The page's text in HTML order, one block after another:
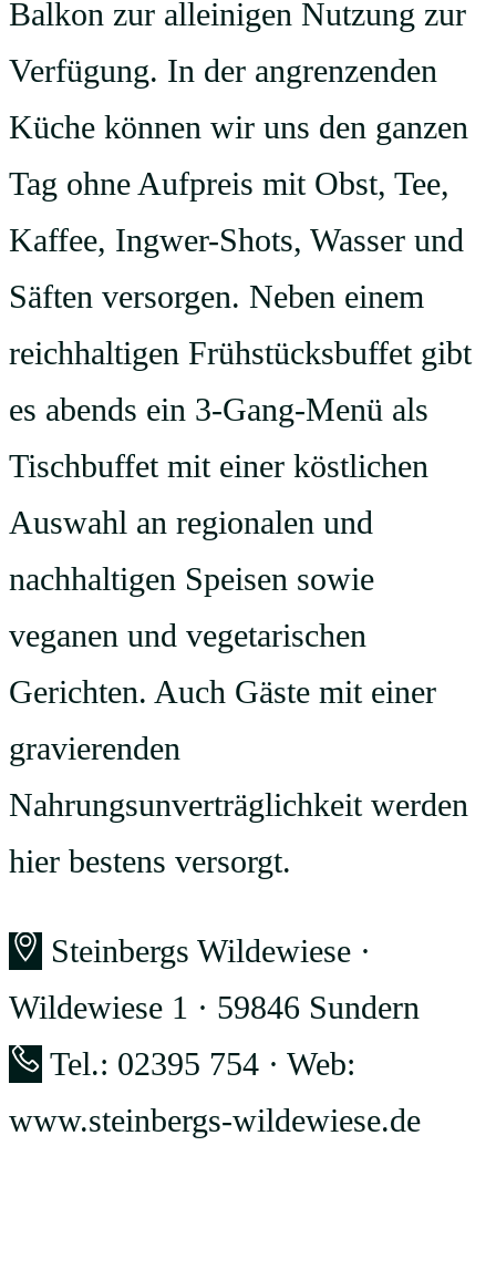
Balkon zur alleinigen Nutzung zur
Verfügung. In der angrenzenden
Küche können wir uns den ganzen
Tag ohne Aufpreis mit Obst, Tee,
Kaffee, Ingwer-Shots, Wasser und
Säften versorgen. Neben einem
reichhaltigen Frühstücksbuffet gibt
es abends ein 3-Gang-Menü als
Tischbuffet mit einer köstlichen
Auswahl an regionalen und
nachhaltigen Speisen sowie
veganen und vegetarischen
Gerichten. Auch Gäste mit einer
gravierenden
Nahrungsunverträglichkeit werden
hier bestens versorgt.
Steinbergs Wildewiese ·
Wildewiese 1 · 59846 Sundern
Tel.: 02395 754 · Web:
www.steinbergs-wildewiese.de